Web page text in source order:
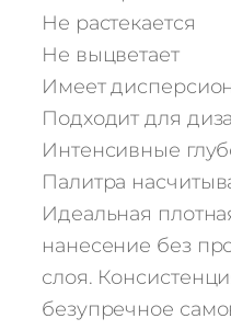
о
в
а
р
а
Г
е
л
л
а
Не растекается
Не выцветает
Имеет
Подходит для
Интенсивные
Палитра
Идеальная
нанесение без
слоя.
безупречное